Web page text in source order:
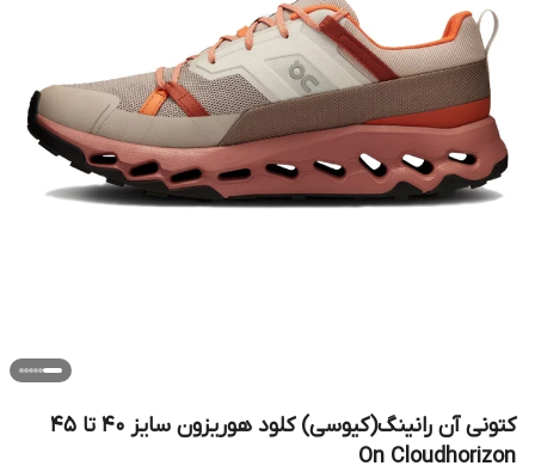
کتونی آن رانینگ(کیوسی) کلود هوریزون سایز ۴۰ تا ۴۵
On Cloudhorizon